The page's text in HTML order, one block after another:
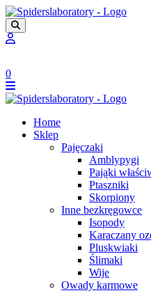
0
Home
Sklep
Pajęczaki
Amblypygi
Pająki
Ptaszniki
Skorpiony
Inne bezkręgowce
Isopody
Karaczany
Pluskwiaki
Ślimaki
Wije
Owady karmowe